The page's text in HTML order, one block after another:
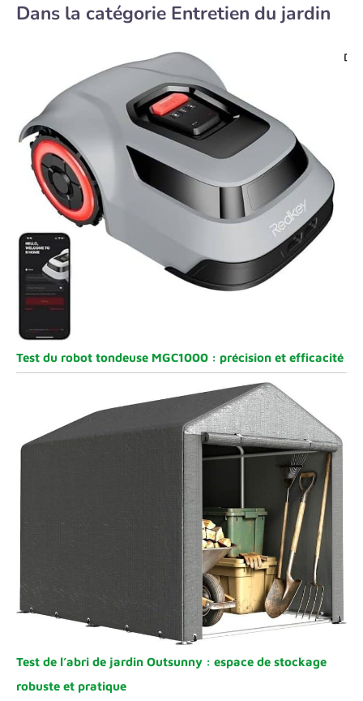
Dans la catégorie Entretien du jardin
Test du robot tondeuse MGC1000 : précision et efficacité
Test de l’abri de jardin Outsunny : espace de stockage
robuste et pratique